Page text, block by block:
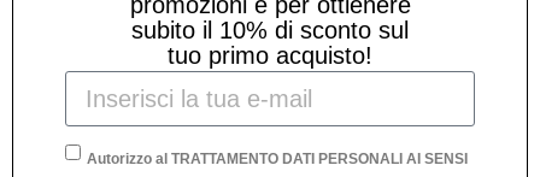
subito il 10% di sconto sul
tuo primo acquisto!
Autorizzo al TRATTAMENTO DATI PERSONALI AI SENSI